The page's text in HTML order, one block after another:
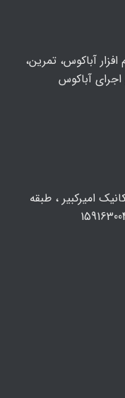
آباکوس، تمرین،
اجرای آباکوس
امیرکبیر ، طبقه